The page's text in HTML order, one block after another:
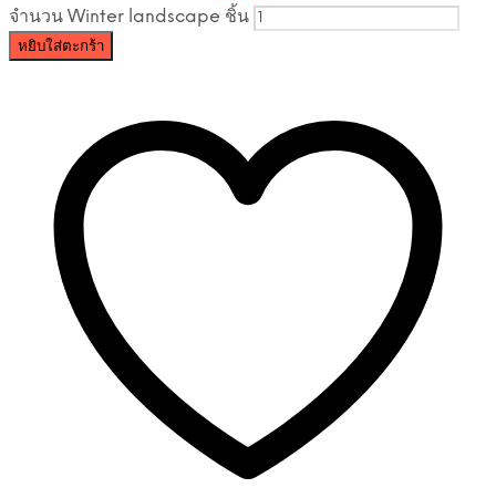
จำนวน Winter landscape ชิ้น
หยิบใส่ตะกร้า